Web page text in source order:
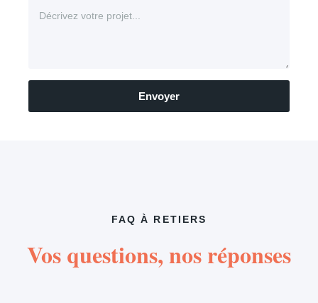
Envoyer
FAQ À RETIERS
Vos questions, nos réponses